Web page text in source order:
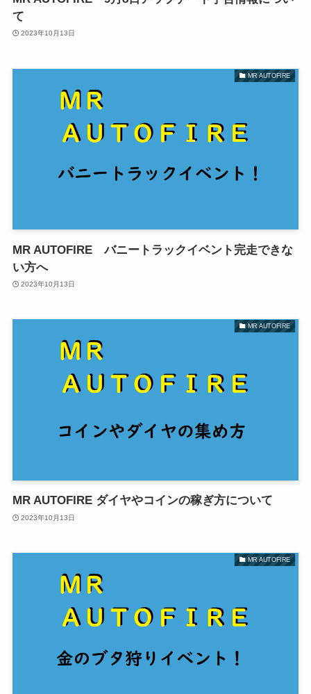
て
2023年10月13日
MR AUTOFIRE
MR AUTOFIRE バニートラックイベント完走できな
い方へ
2023年10月13日
MR AUTOFIRE
MR AUTOFIRE ダイヤやコインの稼ぎ方について
2023年10月13日
MR AUTOFIRE